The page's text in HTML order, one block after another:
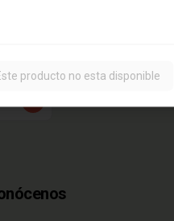
producto no esta disponible